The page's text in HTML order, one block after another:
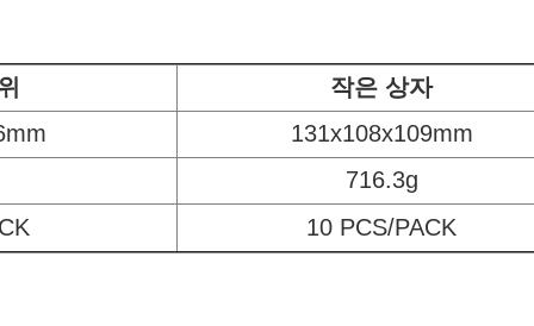
작은 상자
131x108x109mm
716.3g
10 PCS/PACK